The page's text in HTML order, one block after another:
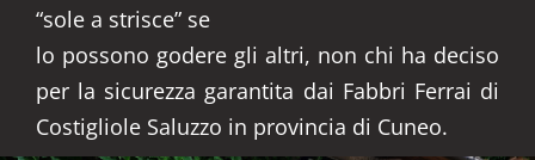
“sole a strisce” se
lo possono godere gli altri, non chi ha deciso
per la sicurezza garantita dai Fabbri Ferrai di
Costigliole Saluzzo in provincia di Cuneo.